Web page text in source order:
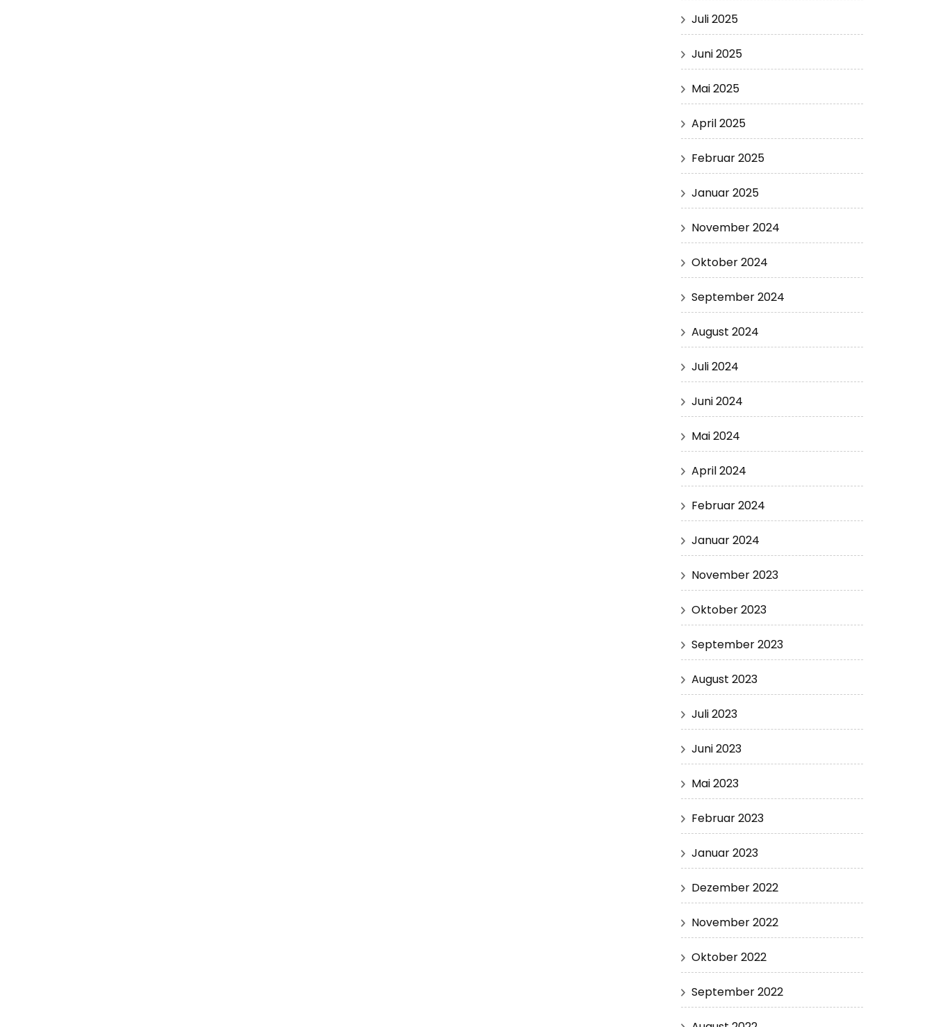
Juli 2025
Juni 2025
Mai 2025
April 2025
Februar 2025
Januar 2025
November 2024
Oktober 2024
September 2024
August 2024
Juli 2024
Juni 2024
Mai 2024
April 2024
Februar 2024
Januar 2024
November 2023
Oktober 2023
September 2023
August 2023
Juli 2023
Juni 2023
Mai 2023
Februar 2023
Januar 2023
Dezember 2022
November 2022
Oktober 2022
September 2022